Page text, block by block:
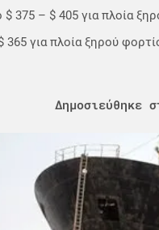
375 – $ 405 για πλοία
για πλοία ξηρού
Δημοσιεύθηκε